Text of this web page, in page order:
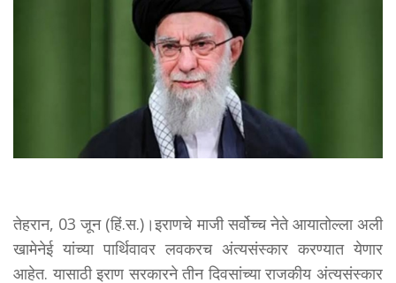
तेहरान, 03 जून (हिं.स.)।इराणचे माजी सर्वोच्च नेते आयातोल्ला अली
खामेनेई यांच्या पार्थिवावर लवकरच अंत्यसंस्कार करण्यात येणार
आहेत. यासाठी इराण सरकारने तीन दिवसांच्या राजकीय अंत्यसंस्कार